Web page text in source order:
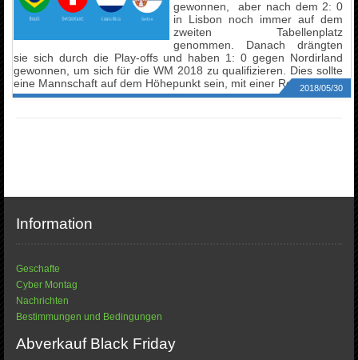
gewonnen, aber nach dem 2: 0
in Lisbon noch immer auf dem
zweiten Tabellenplatz
genommen. Danach drängten
sie sich durch die Play-offs und haben 1: 0 gegen Nordirland
gewonnen, um sich für die WM 2018 zu qualifizieren. Dies sollte
eine Mannschaft auf dem Höhepunkt sein, mit einer Reihe...2018/05/30
Information
Geschafte
Cyber Montag
Nachrichten
Bestimmungen und Bedingungen
Abverkauf Black Friday